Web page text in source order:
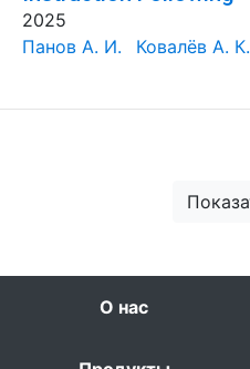
2025
Панов А. И.
Ковалёв А. К.
О нас